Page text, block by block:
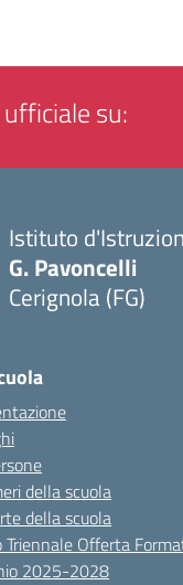
su:
Istituto
G. Pavoncelli
Cerignola (FG)
della scuola
della scuola
Triennale Offerta
2025-2028